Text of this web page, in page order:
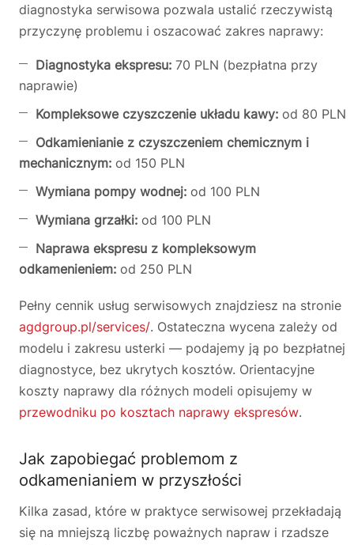
diagnostyka serwisowa pozwala ustalić rzeczywistą
przyczynę problemu i oszacować zakres naprawy:
Diagnostyka ekspresu: 70 PLN (bezpłatna przy
naprawie)
Kompleksowe czyszczenie układu kawy: od 80 PLN
Odkamienianie z czyszczeniem chemicznym i
mechanicznym: od 150 PLN
Wymiana pompy wodnej: od 100 PLN
Wymiana grzałki: od 100 PLN
Naprawa ekspresu z kompleksowym
odkamenieniem: od 250 PLN
Pełny cennik usług serwisowych znajdziesz na stronie
agdgroup.pl/services/. Ostateczna wycena zależy od
modelu i zakresu usterki — podajemy ją po bezpłatnej
diagnostyce, bez ukrytych kosztów. Orientacyjne
koszty naprawy dla różnych modeli opisujemy w
przewodniku po kosztach naprawy ekspresów.
Jak zapobiegać problemom z
odkamenianiem w przyszłości
Kilka zasad, które w praktyce serwisowej przekładają
się na mniejszą liczbę poważnych napraw i rzadsze